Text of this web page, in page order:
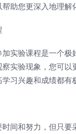
助您更深入地理解
实验课程是一个极
实验现象，您可以
习兴趣和成绩都有
间和努力，但只要